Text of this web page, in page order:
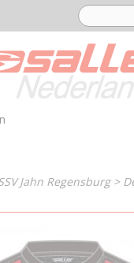
Jahn Regensburg>